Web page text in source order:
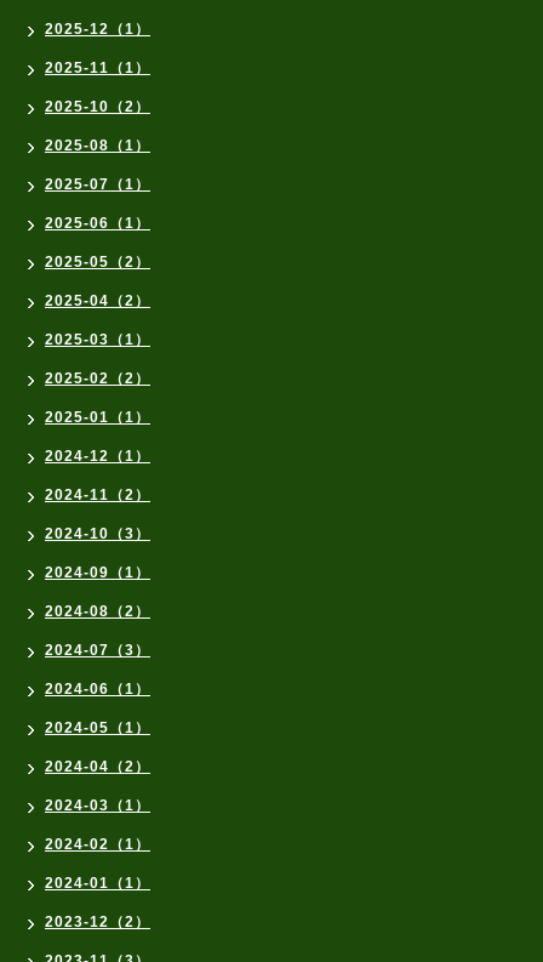
2025-12（1）
2025-11（1）
2025-10（2）
2025-08（1）
2025-07（1）
2025-06（1）
2025-05（2）
2025-04（2）
2025-03（1）
2025-02（2）
2025-01（1）
2024-12（1）
2024-11（2）
2024-10（3）
2024-09（1）
2024-08（2）
2024-07（3）
2024-06（1）
2024-05（1）
2024-04（2）
2024-03（1）
2024-02（1）
2024-01（1）
2023-12（2）